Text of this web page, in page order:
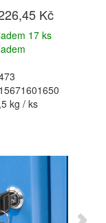
Kč
17 ks
kg / ks